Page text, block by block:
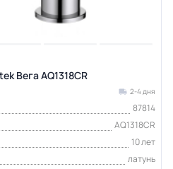
Вега AQ1318CR
2-4 дня
87814
AQ1318CR
10 лет
латунь